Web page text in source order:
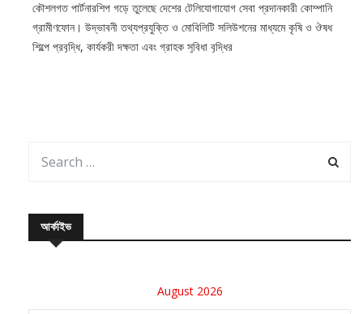
কৌশলগত পার্টনারশিপ গড়ে তুলেছে দেশের টেলিযোগাযোগ সেবা প্রদানকারী কোম্পানি
গ্রামীণফোন। উদ্ভাবনী তথ্যপ্রযুক্তি ও মোবিলিটি সলিউশনের মাধ্যমে কৃষি ও ঔষধ
শিল্পে প্রবৃদ্ধি, কার্যকরী দক্ষতা এবং গ্রাহক সুবিধা বৃদ্ধির
আর্কাইভ
August 2026